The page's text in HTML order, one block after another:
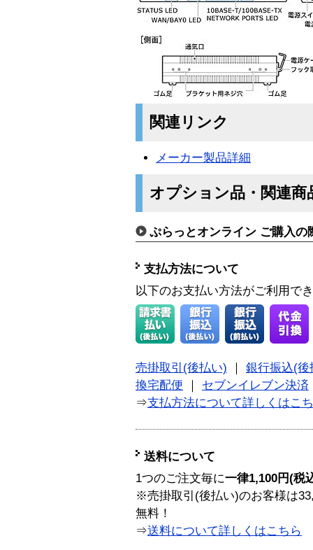
関連リンク
メーカー製品詳細
オプション品・関連商
ぷらっとオンライン ご購入の
支払方法について
以下のお支払い方法がご利用で
売掛取引(後払い) ｜ 銀行振込(後
換宅配便 ｜ セブンイレブン決済
⇒支払方法について詳しくはこ
送料について
1つのご注文毎に一律1,100円(税
※売掛取引(後払い)のお客様は
無料！
⇒送料について詳しくはこちら